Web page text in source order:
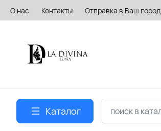
О нас Контакты Отправка в Ваш город
Каталог